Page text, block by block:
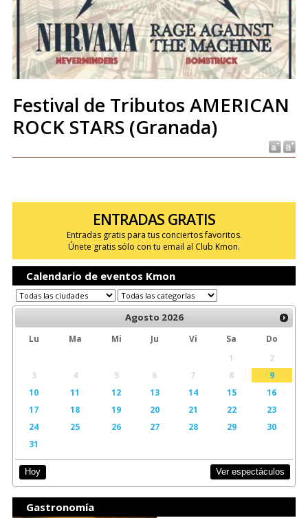
Festival de Tributos AMERICAN
ROCK STARS (Granada)
ENTRADAS GRATIS
Entradas gratis para tus conciertos favoritos.
Únete gratis sólo con tu email al Club Kmon.
Calendario de eventos Kmon
Agosto 2026
Lu Ma Mi Ju Vi Sa
Do
1
2
3
4 5 6 7 8
9
10
11 12 13 14 15
16
17
18 19 20 21 22
23
24
25 26 27 28 29
30
31
Hoy Ver espectáculos
Gastronomía